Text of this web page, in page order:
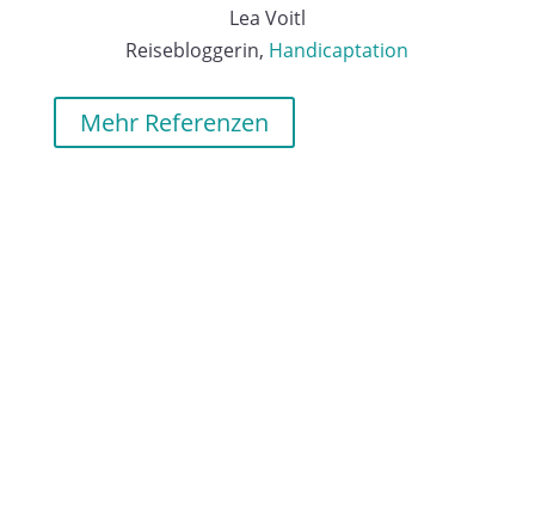
Lea Voitl
Reisebloggerin, Handicaptation
Mehr Referenzen